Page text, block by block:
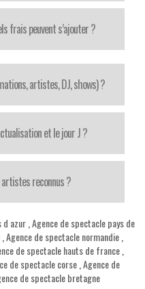
frais peuvent s’ajouter ?
artistes, DJ, shows) ?
et le jour J ?
reconnus ?
d azur, Agence de spectacle pays de
Agence de spectacle normandie,
de spectacle hauts de france
de spectacle corse Agence de
de spectacle bretagne